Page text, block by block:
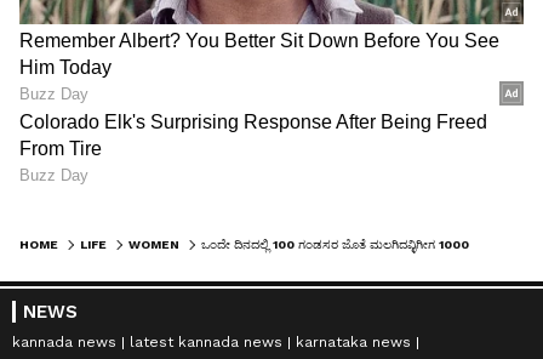
HOME LIFE WOMEN
NEWS
kannada news latest kannada news
karnataka news